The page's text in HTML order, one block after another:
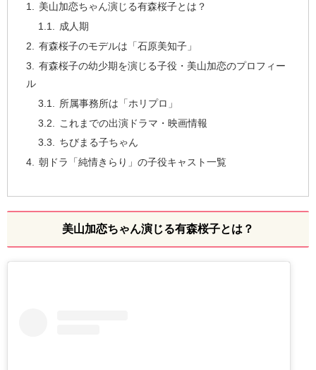
美山加恋ちゃん演じる有森桜子とは？
成人期
有森桜子のモデルは「石原美知子」
有森桜子の幼少期を演じる子役・美山加恋のプロフィー
ル
所属事務所は「ホリプロ」
これまでの出演ドラマ・映画情報
ちびまる子ちゃん
朝ドラ「純情きらり」の子役キャスト一覧
美山加恋ちゃん演じる有森桜子とは？